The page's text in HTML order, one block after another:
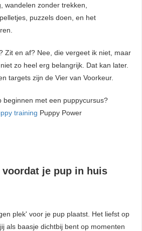
wandelen zonder trekken,
puzzels doen, en het
Zit en af? Nee, die vergeet ik niet, maar
zo heel erg belangrijk. Dat kan later.
targets zijn de Vier van Voorkeur.
beginnen met een puppycursus?
training Puppy Power
je pup in huis
plek' voor je pup plaatst. Het liefst op
als baasje dichtbij bent op momenten